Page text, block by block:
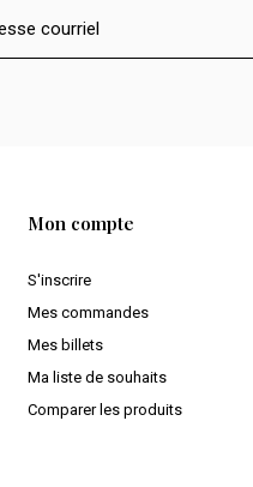
Mon compte
S'inscrire
Mes commandes
Mes billets
Ma liste de souhaits
Comparer les produits